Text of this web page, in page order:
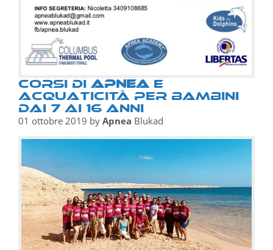
Corsi di apnea e
acquaticità per bambini
dai 7 ai 16 anni
01 ottobre 2019 by Apnea Blukad